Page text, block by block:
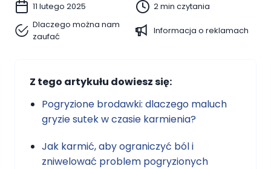
11 lutego 2025
2 min czytania
Dlaczego można nam
zaufać
Informacja o reklamach
Z tego artykułu dowiesz się:
Pogryzione brodawki: dlaczego maluch
gryzie sutek w czasie karmienia?
Jak karmić, aby ograniczyć ból i
zniwelować problem pogryzionych